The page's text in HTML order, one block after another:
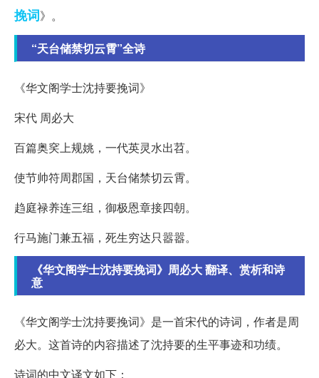
挽词》。
“天台储禁切云霄”全诗
《华文阁学士沈持要挽词》
宋代 周必大
百篇奥穾上规姚，一代英灵水出苕。
使节帅符周郡国，天台储禁切云霄。
趋庭禄养连三组，御极恩章接四朝。
行马施门兼五福，死生穷达只嚣嚣。
《华文阁学士沈持要挽词》周必大 翻译、赏析和诗
意
《华文阁学士沈持要挽词》是一首宋代的诗词，作者是周
必大。这首诗的内容描述了沈持要的生平事迹和功绩。
诗词的中文译文如下：